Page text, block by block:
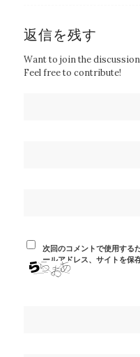
返信を残す
Want to join the
Feel free to contribute!
次回のコメントで使用する
ールアドレス、サイトを保存